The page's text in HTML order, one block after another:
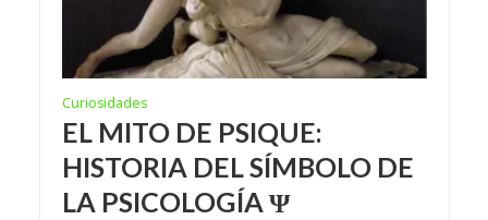
Curiosidades
EL MITO DE PSIQUE:
HISTORIA DEL SÍMBOLO DE
LA PSICOLOGÍA Ψ